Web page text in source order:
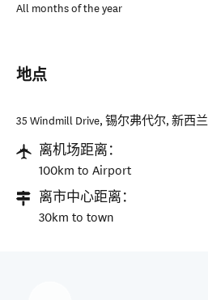
All months of the year
地点
35 Windmill Drive, 锡尔弗代尔, 新西兰
离机场距离：
100km to Airport
离市中心距离：
30km to town